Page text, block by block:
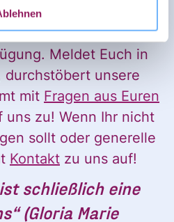
Euch deshalb
Meldet Euch in
durchstöbert unsere
mit Fragen aus Euren
uns zu! Wenn Ihr nicht
sollt oder generelle
Kontakt zu uns auf!
schließlich eine
(Gloria Marie
den Newsletter
Lab per E-Mail
Einwilligung
widerrufen.
zum